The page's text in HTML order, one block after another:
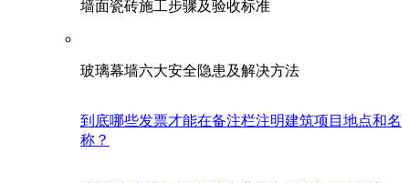
墙面瓷砖施工步骤及验收标准
玻璃幕墙六大安全隐患及解决方法
到底哪些发票才能在备注栏注明建筑项目地点和名
称？